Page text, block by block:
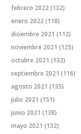
febrero 2022(132)
enero 2022(118)
diciembre 2021 (112)
noviembre 2021 (125)
octubre 2021 (132)
septiembre 2021 (116)
agosto 2021 (135)
julio 2021 (151)
junio 2021 (138)
mayo 2021 (132)